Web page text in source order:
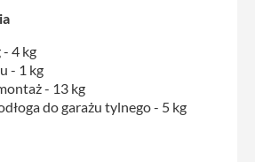
- 4 kg
- 1 kg
- 13 kg
do garażu tylnego - 5 kg